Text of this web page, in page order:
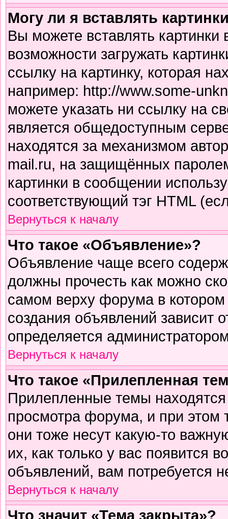
Могу ли я вставлять
Вы можете вставлять
возможности загружать
ссылку на картинку, которая
например: http://www.some-
можете указать ни ссылку на
является общедоступным
находятся за механизмом
mail.ru, на защищённых
картинки в сообщении
соответствующий тэг HTML
Вернуться к началу
Что такое «Объявление»?
Объявление чаще всего
должны прочесть как можно
самом верху форума в
создания объявлений зависит
определяется
Вернуться к началу
Что такое «Прилепленная
Прилепленные темы
просмотра форума, и при этом
они тоже несут какую-то
их, как только у вас появится
объявлений, вам потребуется
Вернуться к началу
Что значит «Тема закрыта»?